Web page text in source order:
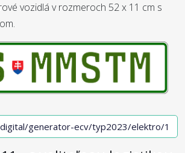
vozidlá v rozmeroch 52 x 11 cm s